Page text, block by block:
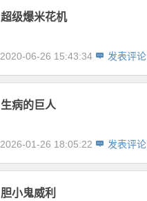
超级爆米花机
2020-06-26 15:43:34 发表评论
生病的巨人
2026-01-26 18:05:22 发表评论
胆小鬼威利